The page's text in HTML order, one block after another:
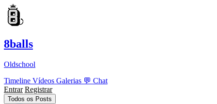
8balls
Oldschool
Timeline Vídeos Galerias 💬 Chat
Entrar Registrar
Todos os Posts